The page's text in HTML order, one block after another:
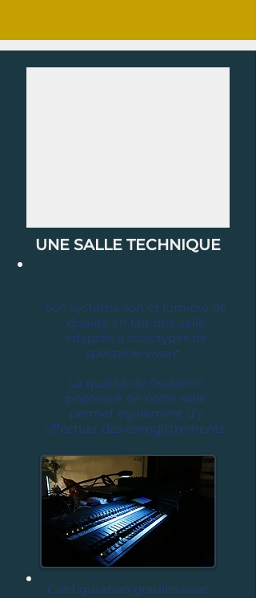
UNE SALLE TECHNIQUE
Son système son et lumière de
qualité en fait une salle
adaptée à tous types de
spectacle vivant.
La qualité de l'isolation
phonique de notre salle
permet également d'y
effectuer des enregistrements.
Configuration gradins avec